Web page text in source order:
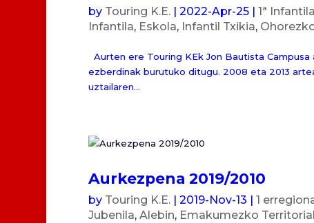
by Touring K.E.| 2022-Apr-25| 1ª
Infantila, Eskola, Infantil Txikia,
Aurten ere Touring KEk Jon Bautista
ezberdinak burutuko ditugu. 2008 eta 2013
uztailaren...
Aurkezpena 2019/2010
by Touring K.E.| 2019-Nov-13 | 1
Jubenila, Alebin, Emakumezko